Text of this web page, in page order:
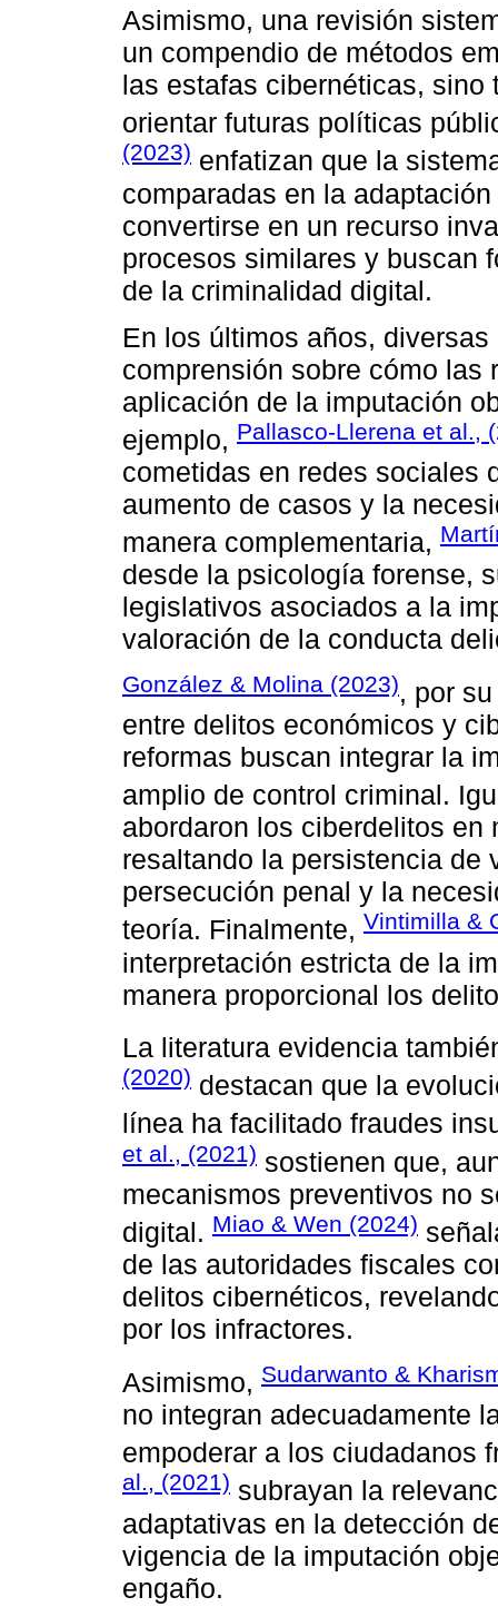
Asimismo, una revisión
un compendio de métodos
las estafas cibernéticas, sino
orientar futuras políticas
(2023) enfatizan que la
comparadas en la
convertirse en un recurso
procesos similares y buscan
de la criminalidad digital.
En los últimos años,
comprensión sobre cómo las
aplicación de la imputación
ejemplo, Pallasco-Llerena et al.,
cometidas en redes sociales
aumento de casos y la
manera complementaria,
desde la psicología forense,
legislativos asociados a la
valoración de la conducta
González & Molina (2023), por
entre delitos económicos y
reformas buscan integrar la
amplio de control criminal.
abordaron los ciberdelitos en
resaltando la persistencia de
persecución penal y la
teoría. Finalmente, Vintimilla &
interpretación estricta de la
manera proporcional los
La literatura evidencia
(2020) destacan que la
línea ha facilitado fraudes
et al., (2021) sostienen que,
mecanismos preventivos no
digital. Miao & Wen (2024)
de las autoridades fiscales
delitos cibernéticos,
por los infractores.
Asimismo, Sudarwanto &
no integran adecuadamente
empoderar a los ciudadanos
al., (2021) subrayan la
adaptativas en la detección
vigencia de la imputación
engaño.